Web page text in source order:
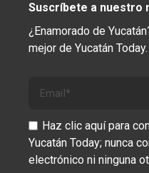
Suscríbete a nuestro
¿Enamorado de
mejor de Yucatán Today.
Haz clic aquí para
Yucatán Today; nunca
electrónico ni ninguna